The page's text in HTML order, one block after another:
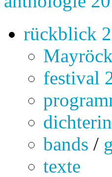
rückblick
festival
bands /
texte